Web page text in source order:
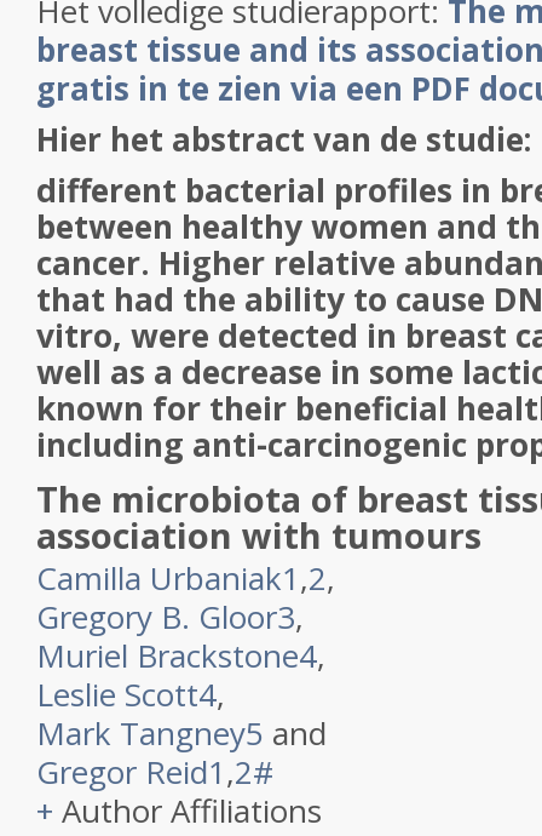
Het volledige studierapport: The
breast tissue and its
gratis in te zien via een PDF
Hier het abstract van de studie:
different bacterial profiles in
between healthy women and
cancer. Higher relative
that had the ability to cause
vitro, were detected in breast
well as a decrease in some
known for their beneficial
including anti-carcinogenic
The microbiota of breast
association with tumours
Camilla Urbaniak1,2,
Gregory B. Gloor3,
Muriel Brackstone4,
Leslie Scott4,
Mark Tangney5 and
Gregor Reid1,2#
+ Author Affiliations